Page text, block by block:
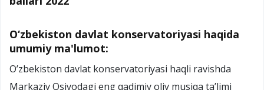
O‘zbekiston davlat konservatoriyasi haqida
umumiy ma'lumot:
O’zbekiston davlat konservatoriyasi haqli ravishda
Markaziy Osiyodagi eng qadimiy oliy musiqa ta’limi